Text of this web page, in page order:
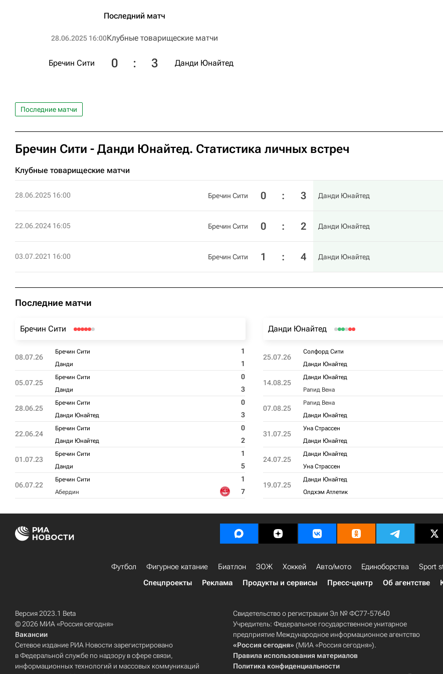
Последний матч
28.06.2025 16:00Клубные товарищеские матчи
Бречин Сити 0 : 3 Данди Юнайтед
Последние матчи
Бречин Сити - Данди Юнайтед. Статистика личных встреч
Клубные товарищеские матчи
28.06.2025 16:00 Бречин Сити 0 : 3 Данди Юнайтед
22.06.2024 16:05 Бречин Сити 0 : 2 Данди Юнайтед
03.07.2021 16:00 Бречин Сити 1 : 4 Данди Юнайтед
Последние матчи
Бречин Сити
08.07.26
Бречин Сити 1
Данди 1
05.07.25
Бречин Сити 0
Данди 3
28.06.25
Бречин Сити 0
Данди Юнайтед 3
22.06.24
Бречин Сити 0
Данди Юнайтед 2
01.07.23
Бречин Сити 1
Данди 5
06.07.22
Бречин Сити 1
Абердин 7
Данди Юнайтед
25.07.26
Солфорд Сити
Данди Юнайтед
14.08.25
Данди Юнайтед
Рапид Вена
07.08.25
Рапид Вена
Данди Юнайтед
31.07.25
Уна Страссен
Данди Юнайтед
24.07.25
Данди Юнайтед
Уна Страссен
19.07.25
Данди Юнайтед
Олдхэм Атлетик
Футбол Фигурное катание Биатлон ЗОЖ Хоккей Авто/мото Единоборства Sport
Спецпроекты
Реклама Продукты и сервисы Пресс-центр Об агентстве
Версия 2023.1 Beta
© 2026 МИА «Россия сегодня»
Вакансии
Сетевое издание РИА Новости зарегистрировано
в Федеральной службе по надзору в сфере связи,
информационных технологий и массовых коммуникаций
Свидетельство о регистрации Эл № ФС77-57640
Учредитель: Федеральное государственное унитарное
предприятие Международное информационное агентство
«Россия сегодня» (МИА «Россия сегодня»).
Правила использования материалов
Политика конфиденциальности